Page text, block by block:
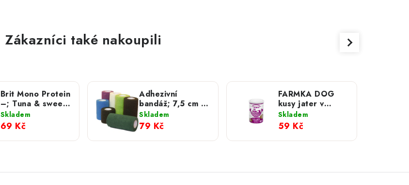
Zákazníci také nakoupili
Brit Mono Protein
–; Tuna & sweet
Potato 400 g
Skladem
69 Kč
Adhezivní
bandáž; 7,5 cm x
4,5 m
Skladem
79 Kč
FARMKA DOG
kusy jater v
Skladem
59 Kč